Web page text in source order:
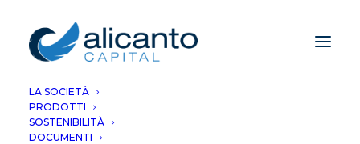
LA SOCIETÀ
PRODOTTI
SOSTENIBILITÀ
DOCUMENTI